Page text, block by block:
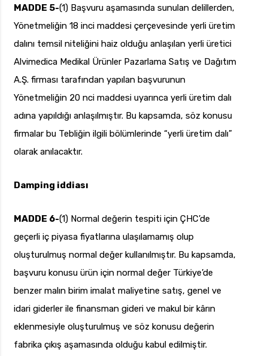
MADDE 5-(1) Başvuru aşamasında sunulan delillerden,
Yönetmeliğin 18 inci maddesi çerçevesinde yerli üretim
dalını temsil niteliğini haiz olduğu anlaşılan yerli üretici
Alvimedica Medikal Ürünler Pazarlama Satış ve Dağıtım
A.Ş. firması tarafından yapılan başvurunun
Yönetmeliğin 20 nci maddesi uyarınca yerli üretim dalı
adına yapıldığı anlaşılmıştır. Bu kapsamda, söz konusu
firmalar bu Tebliğin ilgili bölümlerinde “yerli üretim dalı”
olarak anılacaktır.
Damping iddiası
MADDE 6-(1) Normal değerin tespiti için ÇHC’de
geçerli iç piyasa fiyatlarına ulaşılamamış olup
oluşturulmuş normal değer kullanılmıştır. Bu kapsamda,
başvuru konusu ürün için normal değer Türkiye’de
benzer malın birim imalat maliyetine satış, genel ve
idari giderler ile finansman gideri ve makul bir kârın
eklenmesiyle oluşturulmuş ve söz konusu değerin
fabrika çıkış aşamasında olduğu kabul edilmiştir.